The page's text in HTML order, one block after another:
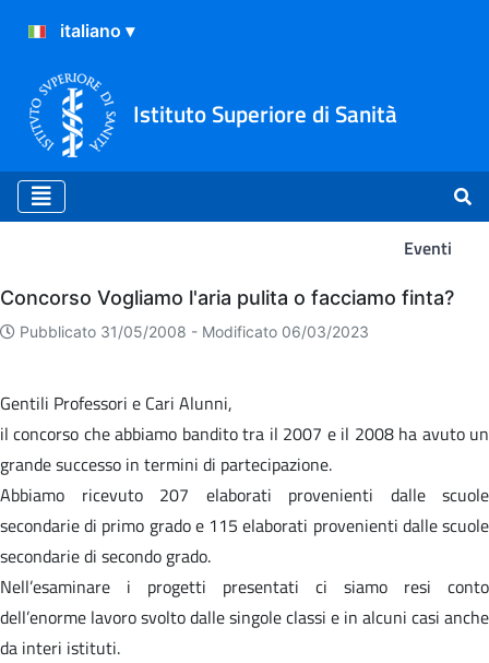
Istituto Superiore di Sanità
Eventi
Eventi
Concorso Vogliamo l'aria pulita o facciamo finta?
Pubblicato 31/05/2008 - Modificato 06/03/2023
Gentili Professori e Cari Alunni,
il concorso che abbiamo bandito tra il 2007 e il 2008 ha avuto un
grande successo in termini di partecipazione.
Abbiamo ricevuto 207 elaborati provenienti dalle scuole
secondarie di primo grado e 115 elaborati provenienti dalle scuole
secondarie di secondo grado.
Nell’esaminare i progetti presentati ci siamo resi conto
dell’enorme lavoro svolto dalle singole classi e in alcuni casi anche
da interi istituti.